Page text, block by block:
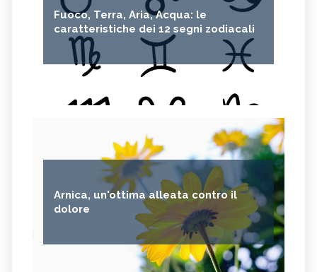
Fuoco, Terra, Aria, Acqua: le
caratteristiche dei 12 segni zodiacali
Arnica, un'ottima alleata contro il
dolore